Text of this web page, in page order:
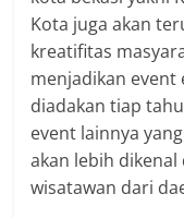
Kota juga akan
kreatifitas
menjadikan
diadakan tiap
event lainnya
akan lebih
wisatawan dari